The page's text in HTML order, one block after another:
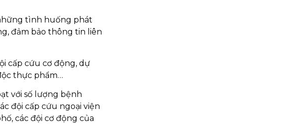
tình huống phát
đảm bảo thông tin liên
cấp cứu cơ động, dự
thực phẩm…
với số lượng bệnh
đội cấp cứu ngoại viện
các đội cơ động của